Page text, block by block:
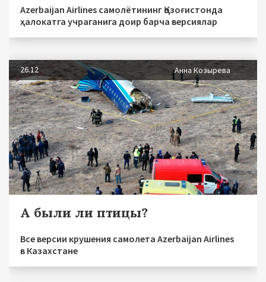
Аzerbaijan Airlines самолётининг Қозоғистонда
ҳалокатга учраганига доир барча версиялар
26.12 Анна Козырева
А были ли птицы?
Все версии крушения самолета Azerbaijan Airlines
в Казахстане